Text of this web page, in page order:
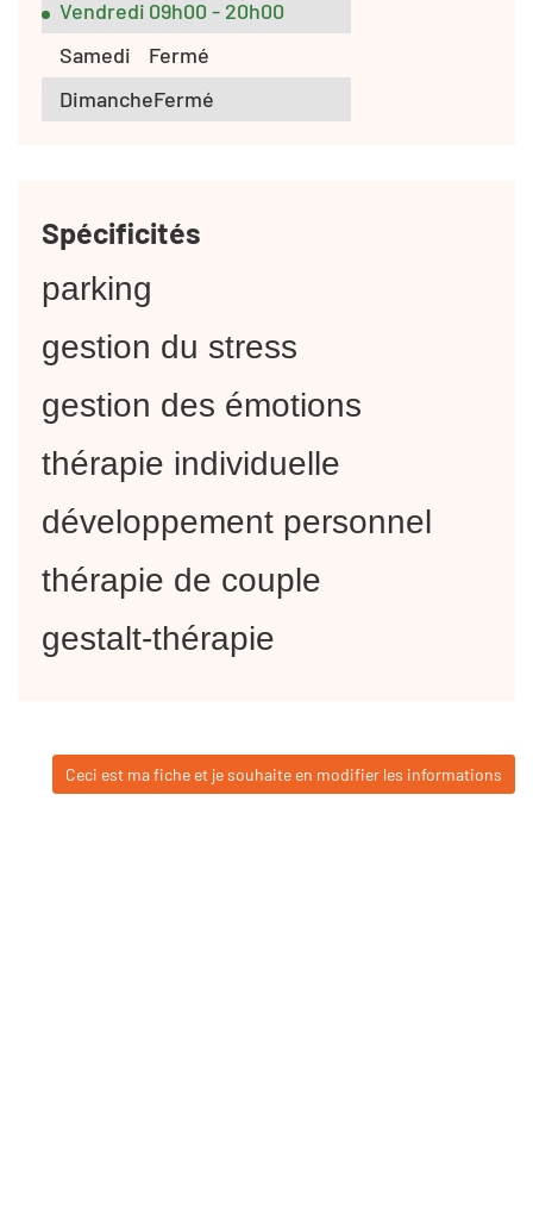
Vendredi 09h00 - 20h00
Samedi
Fermé
DimancheFermé
Spécificités
parking
gestion du stress
gestion des émotions
thérapie individuelle
développement personnel
thérapie de couple
gestalt-thérapie
Ceci est ma fiche et je souhaite en modifier les informations